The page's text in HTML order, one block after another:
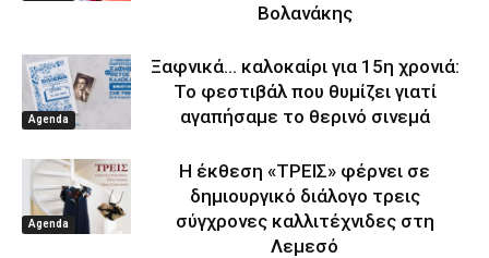
Βολανάκης
Agenda
Ξαφνικά… καλοκαίρι για 15η χρονιά:
Το φεστιβάλ που θυμίζει γιατί
αγαπήσαμε το θερινό σινεμά
Agenda
Η έκθεση «ΤΡΕΙΣ» φέρνει σε
δημιουργικό διάλογο τρεις
σύγχρονες καλλιτέχνιδες στη
Λεμεσό